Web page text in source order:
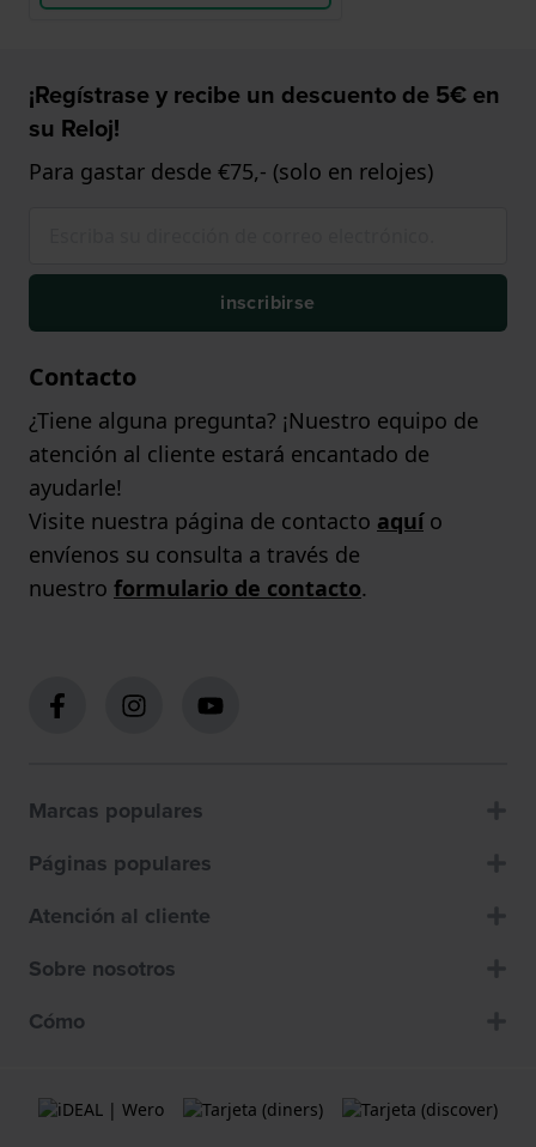
¡Regístrase y recibe un descuento de 5€ en
su Reloj!
Para gastar desde €75,- (solo en relojes)
inscribirse
Contacto
¿Tiene alguna pregunta? ¡Nuestro equipo de
atención al cliente estará encantado de
ayudarle!
Visite nuestra página de contacto aquío
envíenos su consulta a través de
nuestro formulario de contacto.
Marcas populares
Páginas populares
Atención al cliente
Sobre nosotros
Cómo